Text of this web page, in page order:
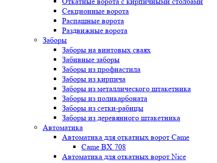
Секционные ворота
Распашные ворота
Раздвижные ворота
Заборы
Заборы на винтовых сваях
Забивные заборы
Заборы из профнастила
Заборы из кирпича
Заборы из металлического штакетника
Заборы из поликарбоната
Заборы из сетки-рабицы
Заборы из деревянного штакетника
Автоматика
Автоматика для откатных ворот Came
Came BX 708
Автоматика для откатных ворот Nice